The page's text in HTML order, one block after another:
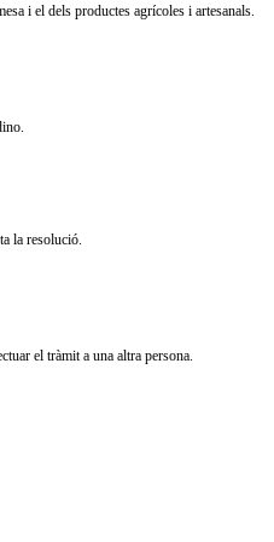
i el dels productes agrícoles i artesanals.
la resolució.
el tràmit a una altra persona.